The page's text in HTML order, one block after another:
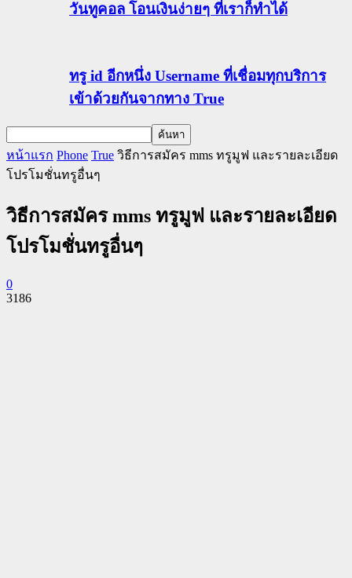
วันทูคอล โอนเงินง่ายๆ ที่เราก็ทำได้
ทรู id อีกหนึ่ง Username ที่เชื่อมทุกบริการ
เข้าด้วยกันจากทาง True
หน้าแรก Phone True วิธีการสมัคร mms ทรูมูฟ และรายละเอียด
โปรโมชั่นทรูอื่นๆ
วิธีการสมัคร mms ทรูมูฟ และรายละเอียด
โปรโมชั่นทรูอื่นๆ
0
3186